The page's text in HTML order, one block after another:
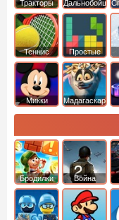
Тракторы
Теннис Простые
Микки
Мадагаскар
Бродилки Война